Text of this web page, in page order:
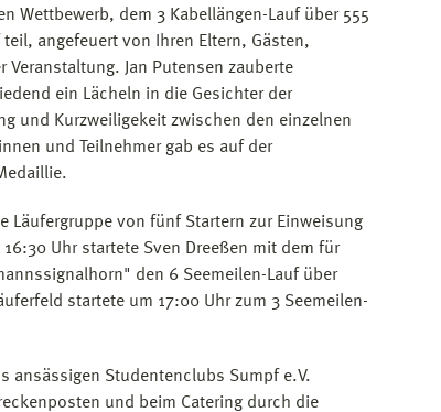
Wettbewerb, dem 3 Kabellängen-Lauf über 555
angefeuert von Ihren Eltern, Gästen,
Veranstaltung. Jan Putensen zauberte
ein Lächeln in die Gesichter der
und Kurzweiligekeit zwischen den einzelnen
und Teilnehmer gab es auf der
Läufergruppe von fünf Startern zur Einweisung
Uhr startete Sven Dreeßen mit dem für
den 6 Seemeilen-Lauf über
startete um 17:00 Uhr zum 3 Seemeilen-
ansässigen Studentenclubs Sumpf e.V.
und beim Catering durch die